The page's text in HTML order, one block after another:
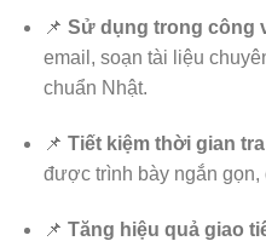
📌 Sử dụng trong công
email, soạn tài liệu
chuẩn Nhật.
📌 Tiết kiệm thời gian
được trình bày ngắn gọn,
📌 Tăng hiệu quả giao